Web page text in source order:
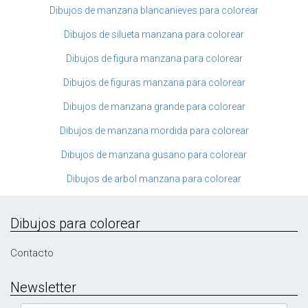
Dibujos de manzana blancanieves para colorear
Dibujos de silueta manzana para colorear
Dibujos de figura manzana para colorear
Dibujos de figuras manzana para colorear
Dibujos de manzana grande para colorear
Dibujos de manzana mordida para colorear
Dibujos de manzana gusano para colorear
Dibujos de arbol manzana para colorear
Dibujos para colorear
Contacto
Newsletter